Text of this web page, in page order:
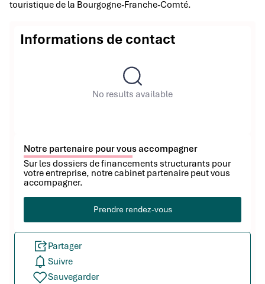
touristique de la Bourgogne-Franche-Comté.
Informations de contact
No results available
Notre partenaire pour vous accompagner
Sur les dossiers de financements structurants pour
votre entreprise, notre cabinet partenaire peut vous
accompagner.
Prendre rendez-vous
Partager
Suivre
Sauvegarder